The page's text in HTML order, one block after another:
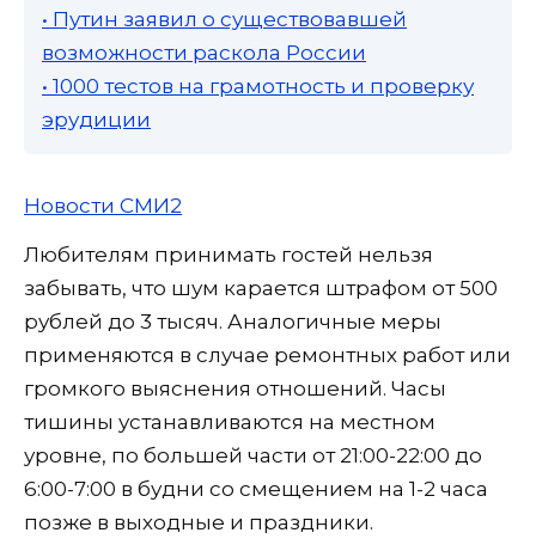
• Путин заявил о существовавшей
возможности раскола России
• 1000 тестов на грамотность и проверку
эрудиции
Новости СМИ2
Любителям принимать гостей нельзя
забывать, что шум карается штрафом от 500
рублей до 3 тысяч. Аналогичные меры
применяются в случае ремонтных работ или
громкого выяснения отношений. Часы
тишины устанавливаются на местном
уровне, по большей части от 21:00-22:00 до
6:00-7:00 в будни со смещением на 1-2 часа
позже в выходные и праздники.